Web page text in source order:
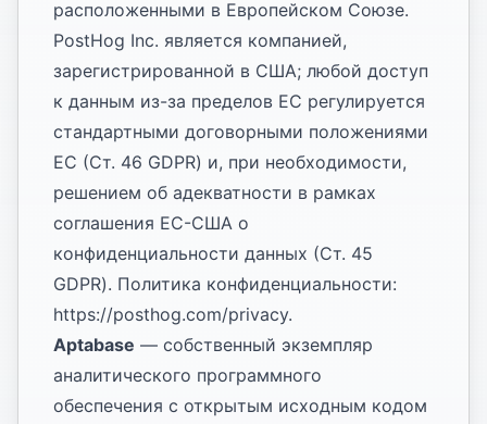
расположенными в Европейском Союзе.
PostHog Inc. является компанией,
зарегистрированной в США; любой доступ
к данным из-за пределов ЕС регулируется
стандартными договорными положениями
ЕС (Ст. 46 GDPR) и, при необходимости,
решением об адекватности в рамках
соглашения ЕС-США о
конфиденциальности данных (Ст. 45
GDPR). Политика конфиденциальности:
https://posthog.com/privacy.
Aptabase — собственный экземпляр
аналитического программного
обеспечения с открытым исходным кодом